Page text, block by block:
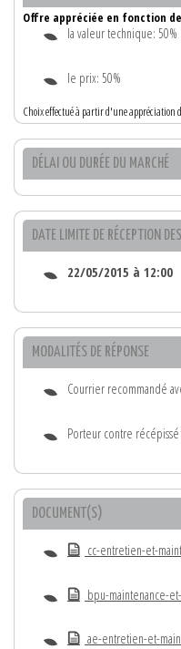
Offre appréciée en fonction
la valeur technique: 50%
le prix: 50%
Choix effectué à partir d'une appréciation
DÉLAI OU DURÉE DU MARCHÉ
DATE LIMITE DE RÉCEPTION
22/05/2015 à 12:00
MODALITÉS DE RÉPONSE
Courrier recommandé
Porteur contre récépissé
DOCUMENT(S)
cc-entretien-et-
bpu-maintenance-
ae-entretien-et-